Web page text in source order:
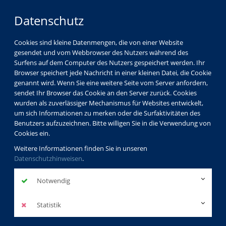
Datenschutz
Cookies sind kleine Datenmengen, die von einer Website
gesendet und vom Webbrowser des Nutzers während des
Surfens auf dem Computer des Nutzers gespeichert werden. Ihr
Browser speichert jede Nachricht in einer kleinen Datei, die Cookie
genannt wird. Wenn Sie eine weitere Seite vom Server anfordern,
sendet Ihr Browser das Cookie an den Server zurück. Cookies
wurden als zuverlässiger Mechanismus für Websites entwickelt,
um sich Informationen zu merken oder die Surfaktivitäten des
Benutzers aufzuzeichnen. Bitte willigen Sie in die Verwendung von
Cookies ein.
Weitere Informationen finden Sie in unseren
Datenschutzhinweisen.
Notwendig
Statistik